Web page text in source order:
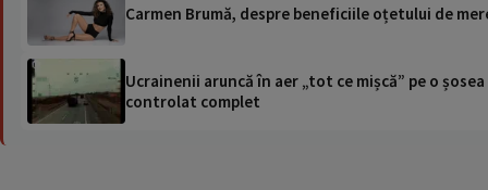
Carmen Brumă, despre beneficiile oțetului de
Ucrainenii aruncă în aer „tot ce mișcă” pe o
controlat complet